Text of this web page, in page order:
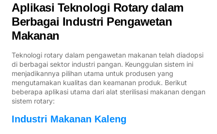
Aplikasi Teknologi Rotary dalam
Berbagai Industri Pengawetan
Makanan
Teknologi rotary dalam pengawetan makanan telah diadopsi
di berbagai sektor industri pangan. Keunggulan sistem ini
menjadikannya pilihan utama untuk produsen yang
mengutamakan kualitas dan keamanan produk. Berikut
beberapa aplikasi utama dari alat sterilisasi makanan dengan
sistem rotary:
Industri Makanan Kaleng